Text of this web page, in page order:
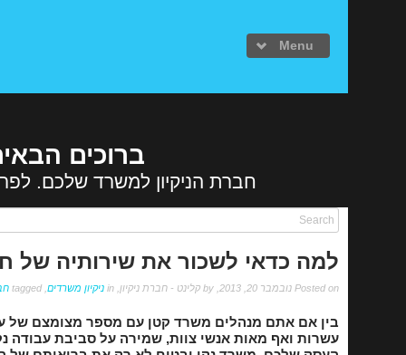
Menu
ברוכים
חברת הניקיון למשרד שלכם.
עמוד הבית
ניקיון
אחזקת
ניקוי חדרי
למה כדאי לשכור את שירותיה של
Posted on נובמבר 20, 2013, by קלינט - חברת ניקיון, in ניקיון משרדים
בין אם אתם מנהלים משרד קטן עם מספר מצומצם של
עשרות ואף מאות אנשי צוות, שמירה על סביבת עבודה